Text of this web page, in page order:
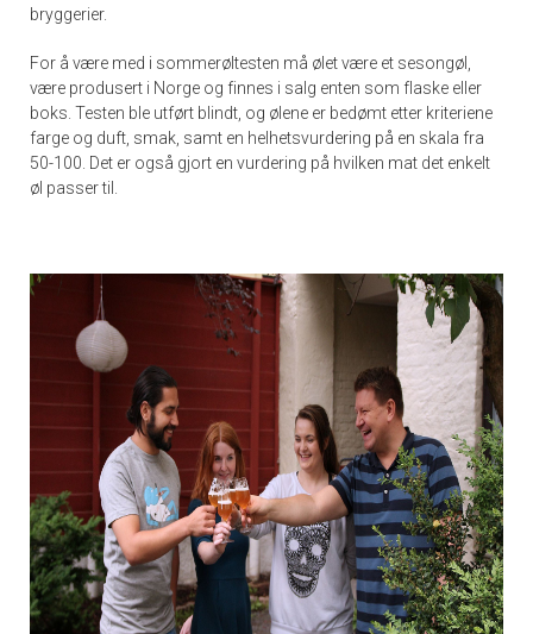
bryggerier.
For å være med i sommerøltesten må ølet være et sesongøl,
være produsert i Norge og finnes i salg enten som flaske eller
boks. Testen ble utført blindt, og ølene er bedømt etter kriteriene
farge og duft, smak, samt en helhetsvurdering på en skala fra
50-100. Det er også gjort en vurdering på hvilken mat det enkelt
øl passer til.